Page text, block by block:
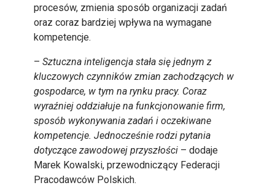
procesów, zmienia sposób organizacji zadań
oraz coraz bardziej wpływa na wymagane
kompetencje.
– Sztuczna inteligencja stała się jednym z
kluczowych czynników zmian zachodzących w
gospodarce, w tym na rynku pracy. Coraz
wyraźniej oddziałuje na funkcjonowanie firm,
sposób wykonywania zadań i oczekiwane
kompetencje. Jednocześnie rodzi pytania
dotyczące zawodowej przyszłości – dodaje
Marek Kowalski, przewodniczący Federacji
Pracodawców Polskich.